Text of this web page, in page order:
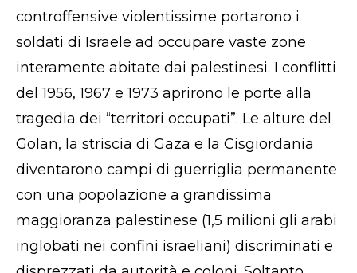
controffensive violentissime portarono i
soldati di Israele ad occupare vaste zone
interamente abitate dai palestinesi. I conflitti
del 1956, 1967 e 1973 aprirono le porte alla
tragedia dei “territori occupati”. Le alture del
Golan, la striscia di Gaza e la Cisgiordania
diventarono campi di guerriglia permanente
con una popolazione a grandissima
maggioranza palestinese (1,5 milioni gli arabi
inglobati nei confini israeliani) discriminati e